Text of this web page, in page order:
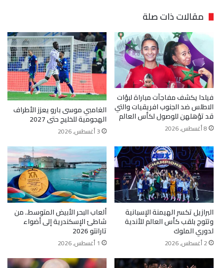
مقالات ذات صلة
فيلدا يكشف مفاجآت مباراة لبؤات
الاطلس ضد الجنوب افريقيات والتي
قد تؤهلهن للوصول لكأس العالم
8 أغسطس, 2026
الغامبي موسى بارو يعزز الأطراف
الهجومية للخليج حتى 2027
3 أغسطس, 2026
البرازيل تكسر الهيمنة الإسبانية
وتتوج بلقب كأس العالم للأندية
لدوري الملوك
2 أغسطس, 2026
ألعاب البحر الأبيض المتوسط.. من
شاطئ الإسكندرية إلى أضواء
تارانتو 2026
1 أغسطس, 2026